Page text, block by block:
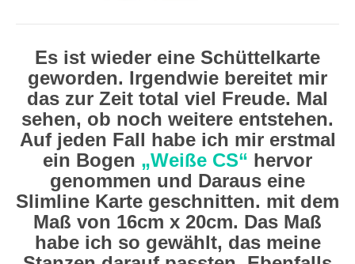
Es ist wieder eine Schüttelkarte
geworden. Irgendwie bereitet mir
das zur Zeit total viel Freude. Mal
sehen, ob noch weitere entstehen.
Auf jeden Fall habe ich mir erstmal
ein Bogen „Weiße CS“ hervor
genommen und Daraus eine
Slimline Karte geschnitten. mit dem
Maß von 16cm x 20cm. Das Maß
habe ich so gewählt, das meine